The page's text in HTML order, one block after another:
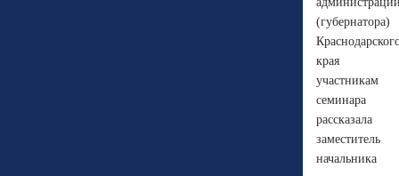
(губернатора)
края
участникам
семинара
рассказала
заместитель
начальника